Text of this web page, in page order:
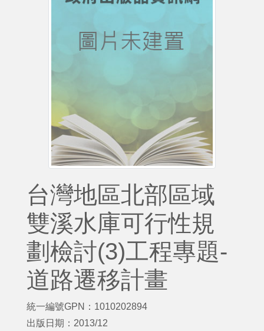
台灣地區北部區域
雙溪水庫可行性規
劃檢討(3)工程專題-
道路遷移計畫
統一編號GPN：1010202894
出版日期：2013/12